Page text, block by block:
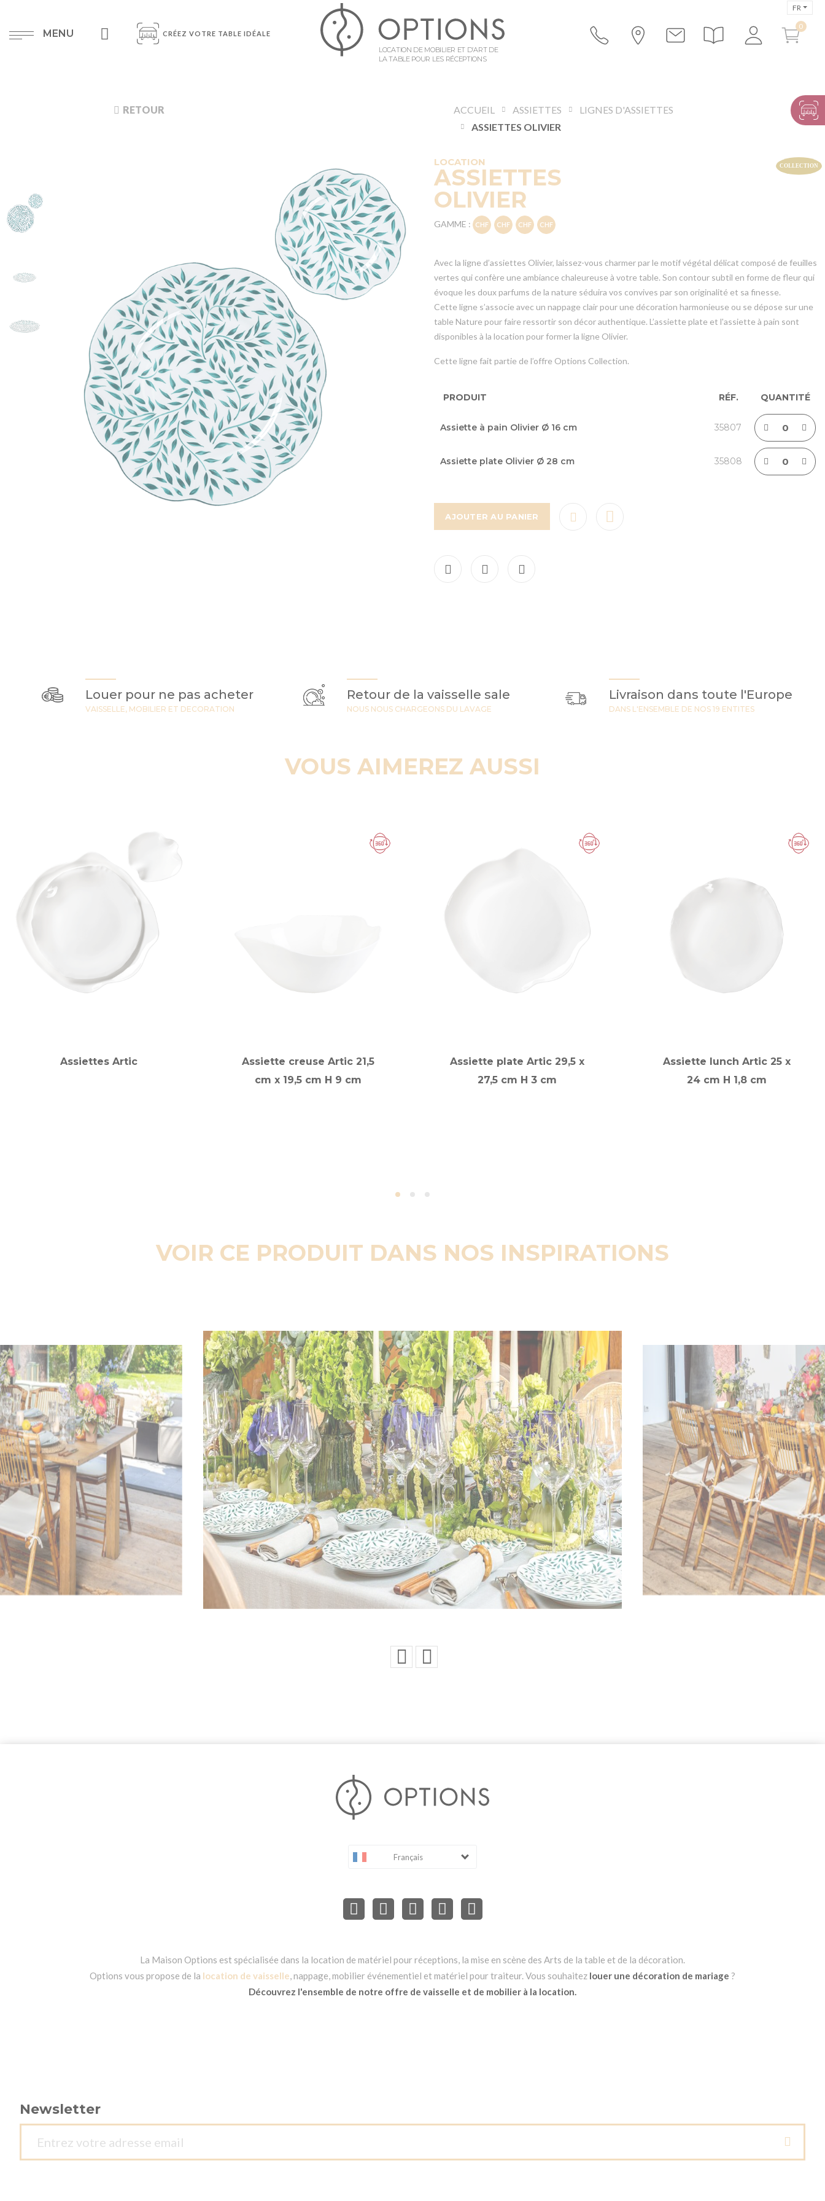
MENU CRÉEZ VOTRE TABLE IDÉALE
LOCATION DE MOBILIER ET D’ART DE
LA TABLE POUR LES RÉCEPTIONS
FR
RETOUR ACCUEIL ASSIETTES
LIGNES D'ASSIETTES
ASSIETTES OLIVIER
LOCATION
ASSIETTES
OLIVIER
GAMME :
Avec la ligne d’assiettes Olivier, laissez-vous charmer par le motif végétal délicat composé de feuilles
vertes qui confère une ambiance chaleureuse à votre table. Son contour subtil en forme de fleur qui
évoque les doux parfums de la nature séduira vos convives par son originalité et sa finesse.
Cette ligne s’associe avec un nappage clair pour une décoration harmonieuse ou se dépose sur une
table Nature pour faire ressortir son décor authentique. L’assiette plate et l'assiette à pain sont
disponibles à la location pour former la ligne Olivier.
Cette ligne fait partie de l’offre Options Collection.
du
groupé
PRODUIT RÉF. QUANTITÉ
Assiette à pain Olivier Ø 16 cm 35807
Assiette plate Olivier Ø 28 cm 35808
AJOUTER AU PANIER
Louer pour ne pas acheter
VAISSELLE, MOBILIER ET DECORATION
Retour de la vaisselle sale
NOUS NOUS CHARGEONS DU LAVAGE
Livraison dans toute l'Europe
DANS L'ENSEMBLE DE NOS 19 ENTITES
VOUS AIMEREZ AUSSI
Assiettes Artic
Assiette creuse Artic 21,5
cm x 19,5 cm H 9 cm
Assiette plate Artic 29,5 x
27,5 cm H 3 cm
Assiette lunch Artic 25 x
24 cm H 1,8 cm
VOIR CE PRODUIT DANS NOS INSPIRATIONS
Français
La Maison Options est spécialisée dans la location de matériel pour réceptions, la mise en scène des Arts de la table et de la décoration.
Options vous propose de la location de vaisselle, nappage, mobilier événementiel et matériel pour traiteur. Vous souhaitez louer une décoration de mariage ?
Découvrez l'ensemble de notre offre de vaisselle et de mobilier à la location.
Newsletter